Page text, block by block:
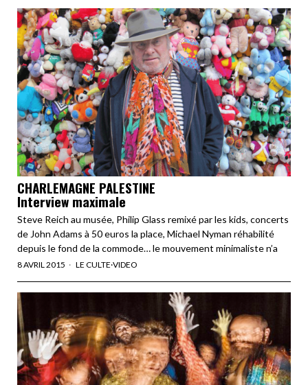
CHARLEMAGNE PALESTINE
Interview maximale
Steve Reich au musée, Philip Glass remixé par les kids, concerts
de John Adams à 50 euros la place, Michael Nyman réhabilité
depuis le fond de la commode… le mouvement minimaliste n’a
8 AVRIL 2015 LE CULTE·VIDEO